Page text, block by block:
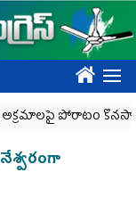
????
పోరాటం కొనసాగింపు